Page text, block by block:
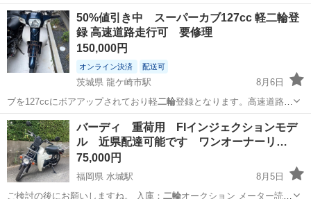
ト★ アウトレットモノハウス白石店です。 ※営業時間外のお問い合わ
せは 翌営業日に順次ご返答させていただきます。 営業時間 9:30
～19:3...
北海道 札幌市 白石駅 その他
50%値引き中 スーパーカブ127cc 軽二輪登
録 高速道路走行可 要修理
150,000円
オンライン決済 配送可
茨城県 龍ケ崎市駅
8月6日
ブを127ccにボアアップされており軽二輪登録となります。高速道路走
行できます。…
茨城 龍ケ崎市 龍ケ崎市駅 ホンダ
バーディ 重荷用 FIインジェクションモデ
ル 近県配達可能です ワンオーナーリ…
75,000円
福岡県 水城駅
8月5日
ご検討の後にお願いしますね。 入庫： 二輪オークション メーター読み